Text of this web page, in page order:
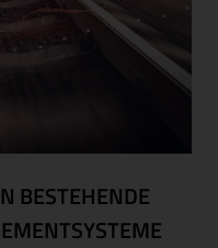
BESTEHENDE